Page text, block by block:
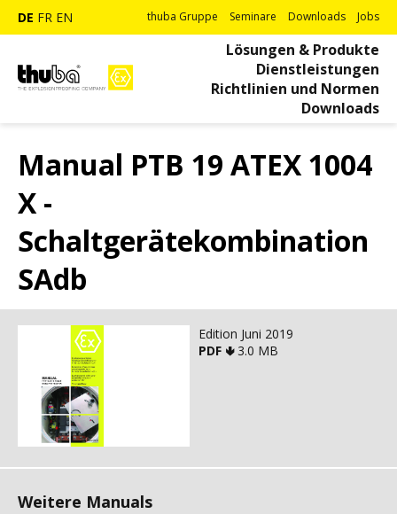
DE FR EN thuba Gruppe Seminare Downloads Jobs
Lösungen & Produkte
Dienstleistungen
Richtlinien und Normen
Downloads
Manual PTB 19 ATEX 1004
X -
Schaltgerätekombination
SAdb
Edition Juni 2019
PDF 🢃 3.0 MB
Weitere Manuals